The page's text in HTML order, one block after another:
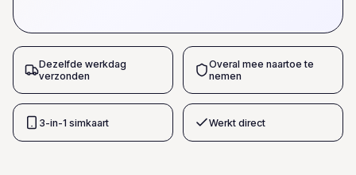
Dezelfde werkdag
verzonden
Overal mee naartoe te
nemen
3-in-1 simkaart Werkt direct